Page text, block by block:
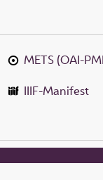
METS (OAI-
IIIF-Manifest